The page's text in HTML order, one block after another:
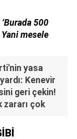
500
mesele
yasa
Kenevir
geri çekin!
zararı çok